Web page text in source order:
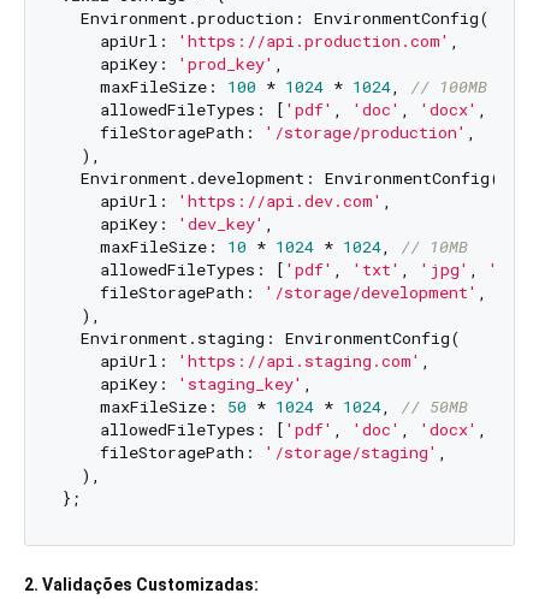
  Environment.production: EnvironmentConfig(
    apiUrl:
'https://api.production.com' ,
    apiKey:
'prod_key' ,
    maxFileSize:
100 * 1024 * 1024, // 100MB
    allowedFileTypes: [
'pdf' , 'doc' , 'docx' ,
    fileStoragePath:
'/storage/production' ,
  ),
  Environment.development: EnvironmentConfig(
    apiUrl:
'https://api.dev.com' ,
    apiKey:
'dev_key' ,
    maxFileSize:
10 * 1024 * 1024, // 10MB
    allowedFileTypes: [
'pdf' , 'txt' , 'jpg' , 'png'
    fileStoragePath:
'/storage/development' ,
  ),
  Environment.staging: EnvironmentConfig(
    apiUrl:
'https://api.staging.com' ,
    apiKey:
'staging_key' ,
    maxFileSize:
50 * 1024 * 1024, // 50MB
    allowedFileTypes: [
'pdf' , 'doc' , 'docx' ,
    fileStoragePath:
'/storage/staging' ,
  ),
2. Validações Customizadas: